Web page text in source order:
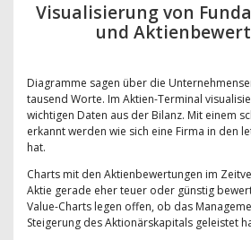
Visualisierung von
und
Diagramme sagen über die
tausend Worte. Im Aktien-Terminal
wichtigen Daten aus der Bilanz. Mit einem
erkannt werden wie sich eine Firma in den
hat.
Charts mit den Aktienbewertungen im
Aktie gerade eher teuer oder günstig
Value-Charts legen offen, ob das
Steigerung des Aktionärskapitals geleistet